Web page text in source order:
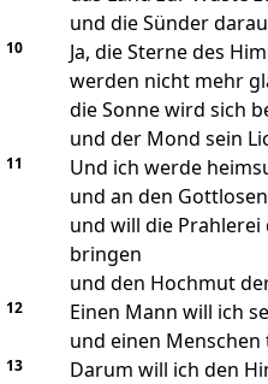
und die Sünder
10
Ja, die Sterne des
werden nicht mehr
die Sonne wird sich
und der Mond sein
11
Und ich werde
und an den
und will die
bringen
und den Hochmut
12
Einen Mann will ich
und einen Menschen
13
Darum will ich den